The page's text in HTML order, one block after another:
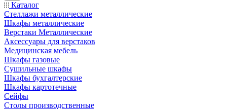
Каталог
Стеллажи металлические
Шкафы металлические
Верстаки Металлические
Аксессуары для верстаков
Медицинская мебель
Шкафы газовые
Сушильные шкафы
Шкафы бухгалтерские
Шкафы картотечные
Сейфы
Столы производственные